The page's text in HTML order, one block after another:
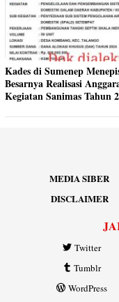
Kades di Sumenep
Besarnya Realisasi
Kegiatan Sanimas Tahun
MEDIA SIBER
DISCLAIMER
Twitter
Tumblr
WordPress